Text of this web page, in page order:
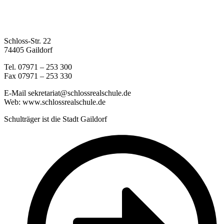
Schloss-Str. 22
74405 Gaildorf
Tel. 07971 – 253 300
Fax 07971 – 253 330
E-Mail sekretariat@schlossrealschule.de
Web: www.schlossrealschule.de
Schulträger ist die Stadt Gaildorf